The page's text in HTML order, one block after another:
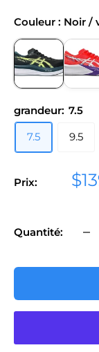
Couleur : Noir /
grandeur: 7.5
7.5
9.5
Prix:
Quantité: